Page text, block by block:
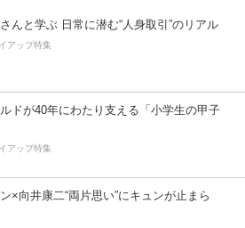
んと学ぶ 日常に潜む“人身取引”のリアル
アップ特集
ドが40年にわたり支える「小学生の甲子
アップ特集
×向井康二“両片思い”にキュンが止まら